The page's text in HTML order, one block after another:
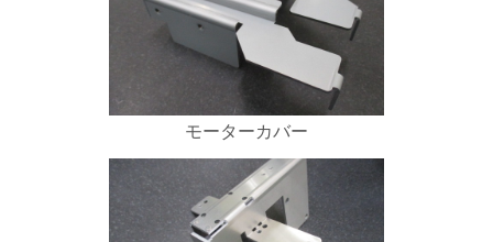
モーターカバー